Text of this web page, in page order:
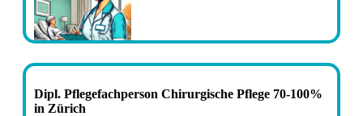
Dipl. Pflegefachperson Chirurgische Pflege 70-100%
in Zürich